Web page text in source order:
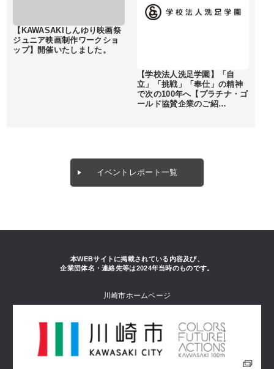
【KAWASAKIしんゆり映画祭
ジュニア映画制作ワークショ
ップ】開催いたしました。
【学校法人洗足学園】「自
立」「挑戦」「奉仕」の精神
で次の100年へ【プラチナ・ゴ
ールド協賛企業のご紹…
イベントレポート一覧
本WEBサイトに掲載されている内容及び、
企業団体名・連絡先等は2024年当時のものです。
川崎市ホームページ